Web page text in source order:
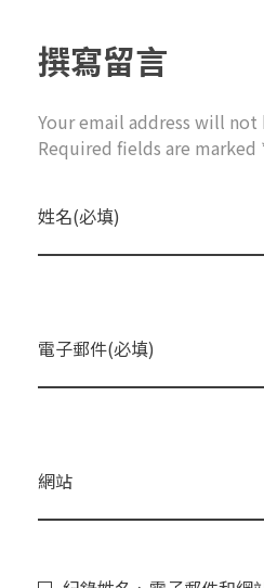
撰寫留言
Your email address will not
Required fields are marked
姓名(必填)
電子郵件(必填)
網站